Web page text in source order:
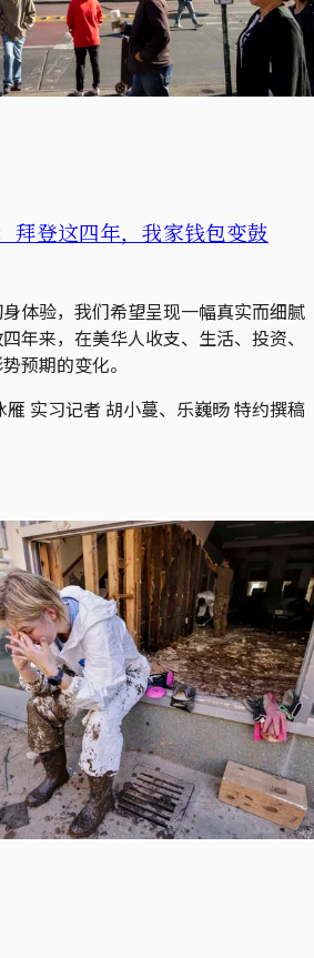
拜登这四年，我家钱包变鼓
体验，我们希望呈现一幅真实而细腻
年来，在美华人收支、生活、投资、
预期的变化。
实习记者 胡小蔓、乐巍旸 特约撰稿